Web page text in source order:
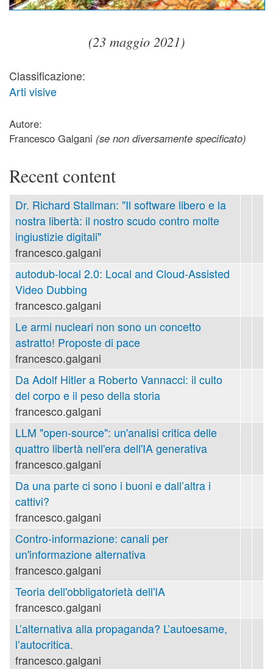
(23 maggio 2021)
Classificazione:
Arti visive
Autore:
Francesco Galgani (se non diversamente specificato)
Recent content
Dr. Richard Stallman: "Il software libero e la
nostra libertà: il nostro scudo contro molte
ingiustizie digitali"
francesco.galgani
autodub-local 2.0: Local and Cloud-Assisted
Video Dubbing
francesco.galgani
Le armi nucleari non sono un concetto
astratto! Proposte di pace
francesco.galgani
Da Adolf Hitler a Roberto Vannacci: il culto
del corpo e il peso della storia
francesco.galgani
LLM "open-source": un'analisi critica delle
quattro libertà nell'era dell'IA generativa
francesco.galgani
Da una parte ci sono i buoni e dall’altra i
cattivi?
francesco.galgani
Contro-informazione: canali per
un'informazione alternativa
francesco.galgani
Teoria dell'obbligatorietà dell'IA
francesco.galgani
L’alternativa alla propaganda? L’autoesame,
l’autocritica.
francesco.galgani